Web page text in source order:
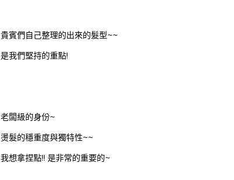
貴賓們自己整理的出來的髮型~~
是我們堅持的重點!
老闆級的身份~
燙髮的穩重度與獨特性~~
我想拿捏點!! 是非常的重要的~